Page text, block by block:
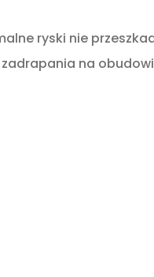
ryski nie
na